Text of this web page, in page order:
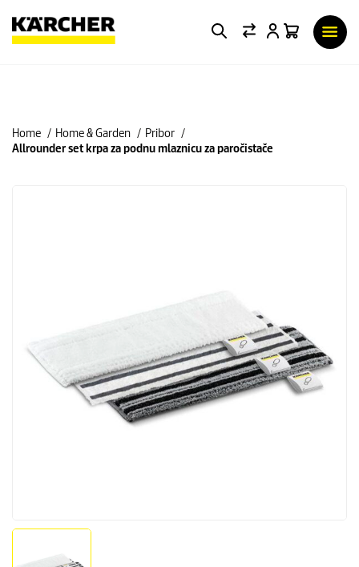
Home Home & Garden
Pribor
Allrounder set krpa za podnu mlaznicu za paročistače